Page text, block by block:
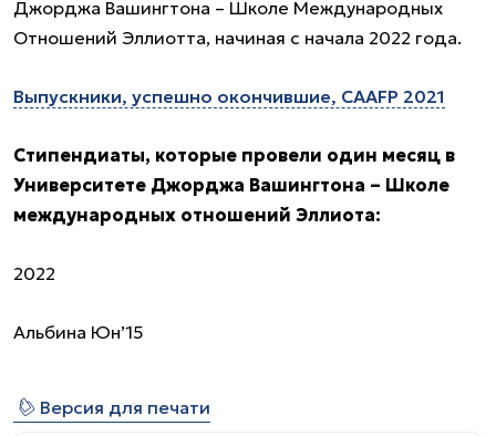
Джорджа Вашингтона – Школе Международных
Отношений Эллиотта, начиная с начала 2022 года.
Выпускники, успешно окончившие, CAAFP 2021
Стипендиаты, которые провели один месяц в
Университете Джорджа Вашингтона – Школе
международных отношений Эллиота:
2022
Альбина Юн’15
⎙ Версия для печати